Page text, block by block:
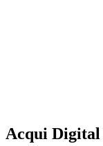
Acqui Digital